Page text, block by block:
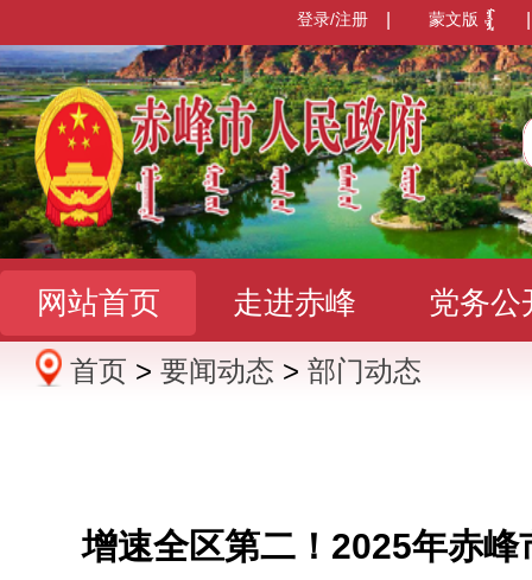
蒙文版
登录/注册
网站首页 走进赤峰 党务公
办事服务 政民互动
首页 > 要闻动态 > 部门动态
增速全区第二！2025年赤峰